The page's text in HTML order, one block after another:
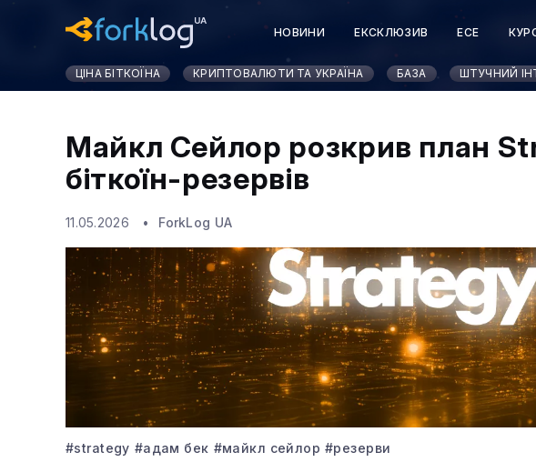
НОВИНИ ЕКСКЛЮЗИВ ЕСЕ
ЦІНА БІТКОЇНА КРИПТОВАЛЮТИ ТА УКРАЇНА БАЗА ШТУЧНИЙ
Майкл Сейлор розкрив план
біткоїн-резервів
11.05.2026 ForkLog UA
#strategy #адам бек #майкл сейлор #резерви